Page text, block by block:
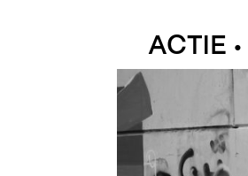
ACTIE